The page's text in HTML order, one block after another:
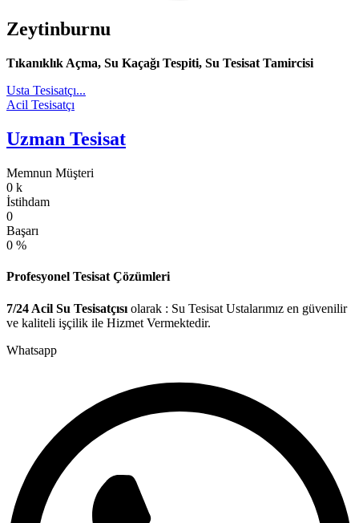
Zeytinburnu
Tıkanıklık Açma, Su Kaçağı Tespiti, Su Tesisat Tamircisi
Usta Tesisatçı...
Acil Tesisatçı
Uzman Tesisat
Memnun Müşteri
0 k
İstihdam
0
Başarı
0 %
Profesyonel Tesisat Çözümleri
7/24 Acil Su Tesisatçısı olarak : Su Tesisat Ustalarımız en güvenilir
ve kaliteli işçilik ile Hizmet Vermektedir.
Whatsapp